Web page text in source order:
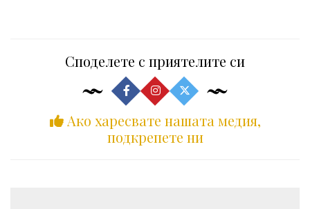
Споделете с приятелите си
Ако харесвате нашата медия,
подкрепете ни